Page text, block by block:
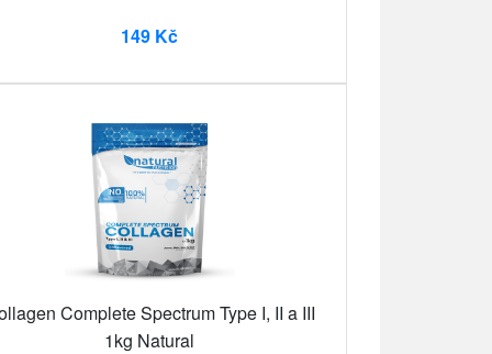
149 Kč
Complete Spectrum Type I, II a III
1kg Natural